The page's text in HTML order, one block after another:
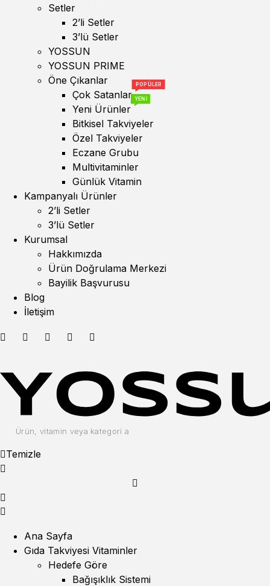
Setler
2’li Setler
3’lü Setler
YOSSUN
YOSSUN PRIME
Öne Çıkanlar
Çok Satanlar
POPÜLER
Yeni Ürünler
YENİ
Bitkisel Takviyeler
Özel Takviyeler
Eczane Grubu
Multivitaminler
Günlük Vitamin
Kampanyalı Ürünler
2’li Setler
3’lü Setler
Kurumsal
Hakkımızda
Ürün Doğrulama Merkezi
Bayilik Başvurusu
Blog
İletişim
Temizle
Ana Sayfa
Gıda Takviyesi Vitaminler
Hedefe Göre
Bağışıklık Sistemi